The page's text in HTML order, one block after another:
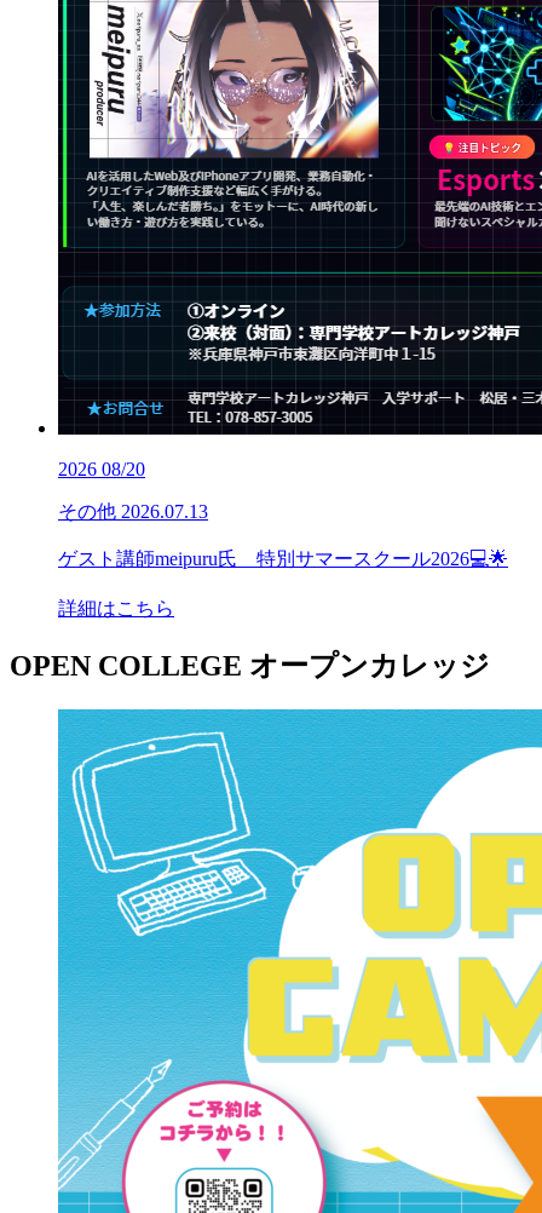
2026 08/20
その他 2026.07.13
ゲスト講師meipuru氏 特別サマースクール2026💻🌟
詳細はこちら
OPEN COLLEGE オープンカレッジ